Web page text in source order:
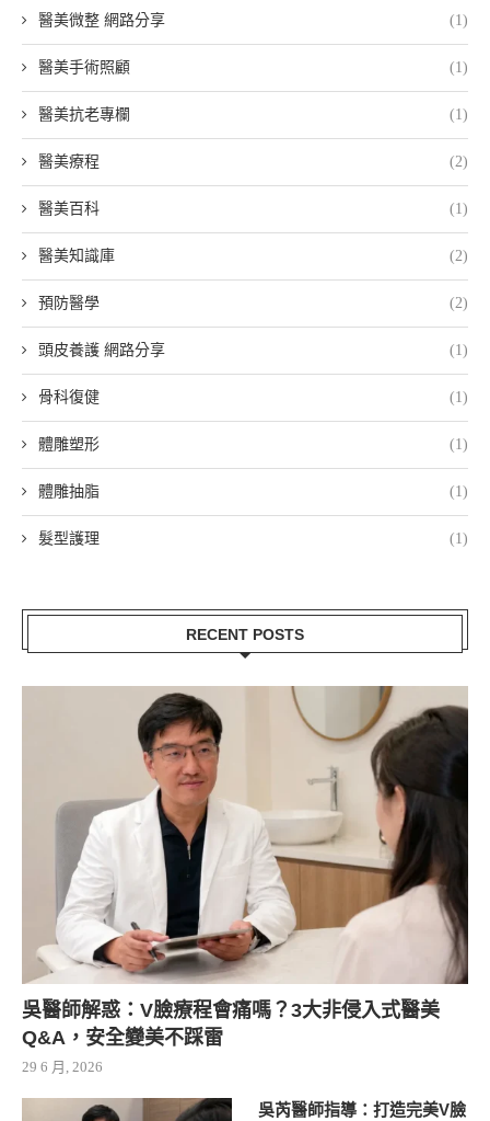
醫美微整 網路分享 (1)
醫美手術照顧 (1)
醫美抗老專欄 (1)
醫美療程 (2)
醫美百科 (1)
醫美知識庫 (2)
預防醫學 (2)
頭皮養護 網路分享 (1)
骨科復健 (1)
體雕塑形 (1)
體雕抽脂 (1)
髮型護理 (1)
RECENT POSTS
吳醫師解惑：V臉療程會痛嗎？3大非侵入式醫美
Q&A，安全變美不踩雷
29 6 月, 2026
吳芮醫師指導：打造完美V臉